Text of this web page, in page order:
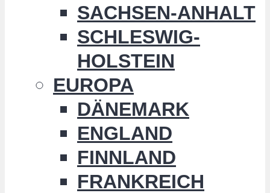
SACHSEN-ANHALT
SCHLESWIG-
HOLSTEIN
EUROPA
DÄNEMARK
ENGLAND
FINNLAND
FRANKREICH